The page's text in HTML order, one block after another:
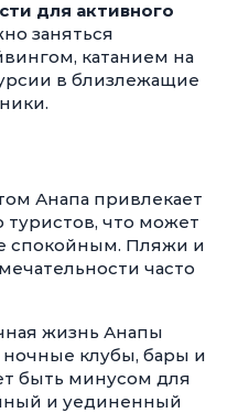
для активного
заняться
катанием на
в близлежащие
Анапа привлекает
что может
спокойным. Пляжи и
часто
жизнь Анапы
клубы, бары и
быть минусом для
и уединенный